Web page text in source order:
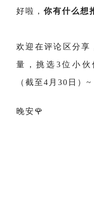
好啦， 你有什么想
欢迎在评论区分享
量，挑选3位小伙
（截至4月30日）~
晚安🌹